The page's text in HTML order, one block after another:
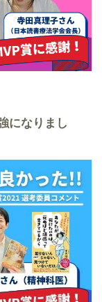
になりまし